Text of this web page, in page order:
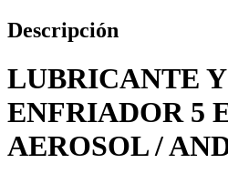
Descripción
LUBRICANTE Y
ENFRIADOR 5
AEROSOL /